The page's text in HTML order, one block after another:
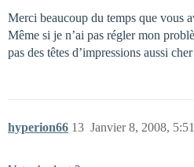
Merci beaucoup du temps que vous
Même si je n’ai pas régler mon
pas des têtes d’impressions aussi
hyperion66 Janvier 8, 2008, 5:51
13